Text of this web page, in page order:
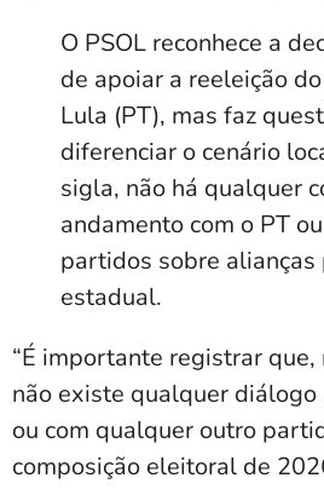
O PSOL reconhece a
de apoiar a reeleição
Lula (PT), mas faz
diferenciar o cenário
sigla, não há qualquer
andamento com o PT
partidos sobre
estadual.
“É importante registrar
não existe qualquer diálogo
ou com qualquer outro
composição eleitoral de